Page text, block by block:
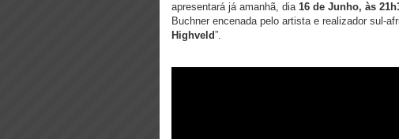
apresentará já amanhã, dia 16 de Junho, às
Buchner encenada pelo artista e realizador sul-
Highveld”.